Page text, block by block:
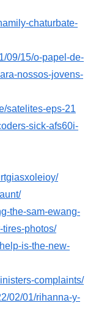
chaturbate-
09/15/o-papel-de-
nossos-jovens-
satelites-eps-21
sick-afs60i-
the-sam-ewang-
tires-photos/
is-the-new-
complaints/
02/01/rihanna-y-